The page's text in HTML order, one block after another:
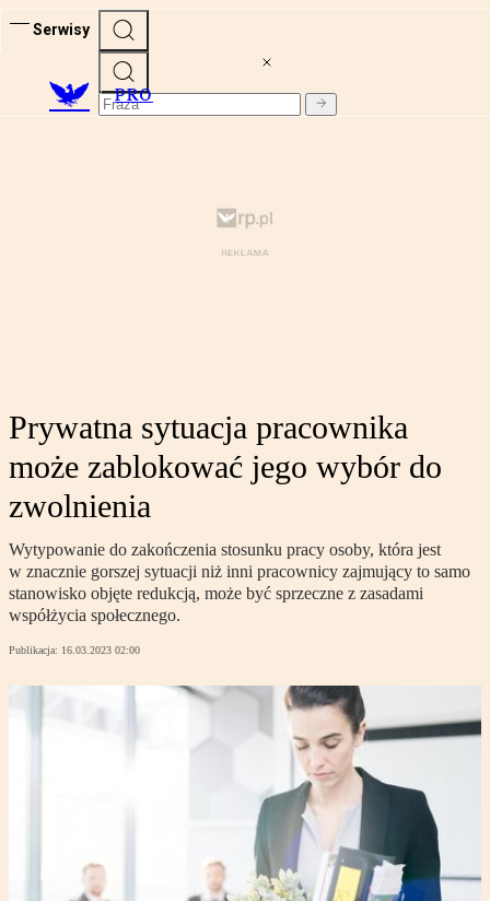
Serwisy
PRO
Prywatna sytuacja pracownika
może zablokować jego wybór do
zwolnienia
Wytypowanie do zakończenia stosunku pracy osoby, która jest
w znacznie gorszej sytuacji niż inni pracownicy zajmujący to samo
stanowisko objęte redukcją, może być sprzeczne z zasadami
współżycia społecznego.
Publikacja: 16.03.2023 02:00